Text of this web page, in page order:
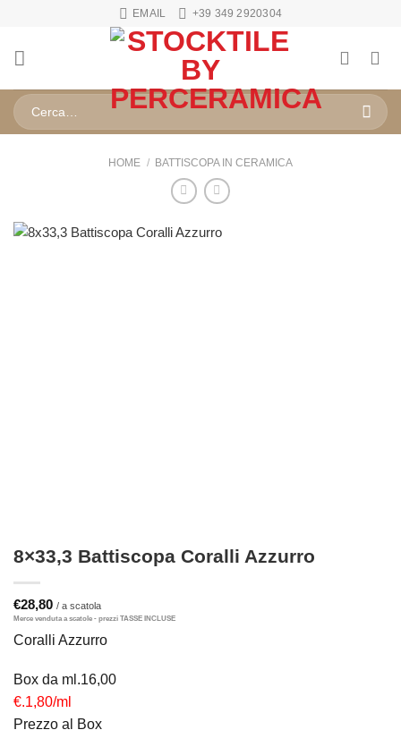
contenuti
EMAIL +39 349 2920304
Cerca:
HOME / BATTISCOPA IN CERAMICA
8×33,3 Battiscopa Coralli Azzurro
€28,80
Coralli Azzurro
Box da ml.16,00
€.1,80/ml
Prezzo al Box